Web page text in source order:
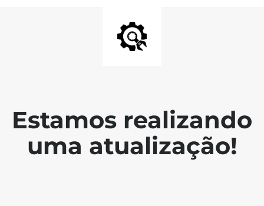
Estamos realizando
uma atualização!